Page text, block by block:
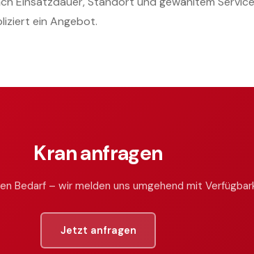
ein Angebot.
Kran anfragen
Bedarf – wir melden uns umgehend mit
Jetzt anfragen